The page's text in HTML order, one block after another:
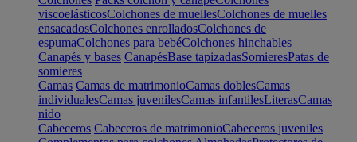
viscoelásticosColchones de muellesColchones de muelles
ensacadosColchones enrolladosColchones de
espumaColchones para bebéColchones hinchables
Canapés y bases CanapésBase tapizadasSomieresPatas de
somieres
Camas Camas de matrimonioCamas doblesCamas
individualesCamas juvenilesCamas infantilesLiterasCamas
nido
Cabeceros Cabeceros de matrimonioCabeceros juveniles